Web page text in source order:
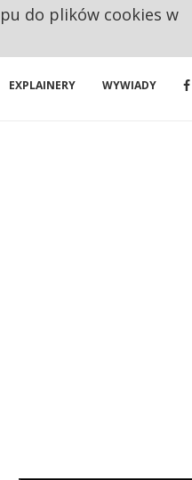
EXPLAINERY WYWIADY
do plików cookies w